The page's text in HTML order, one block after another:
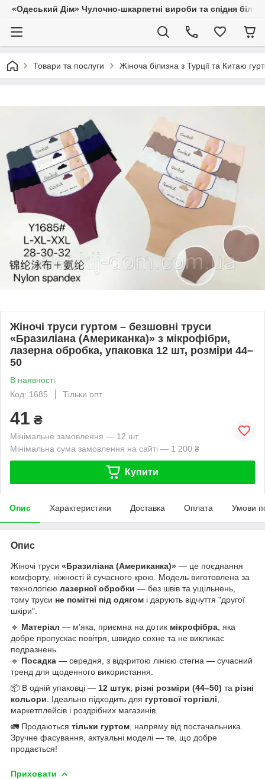
«Одеський Дім» Чулочно-шкарпетні вироби та спідня
Товари та послуги Жіноча білизна з Турції та Китаю
Жіночі труси гуртом – безшовні труси
«Бразиліана (Американка)» з мікрофібри,
лазерна обробка, упаковка 12 шт, розміри 44–
50
В наявності
Код: 1685
Тільки опт
41 ₴
Мінімальне замовлення — 12 шт.
Мінімальна сума замовлення на сайті — 1 200 ₴
Купити
Опис Характеристики Доставка Оплата Умови
Опис
Жіночі труси «Бразиліана (Американка)» — це поєднання
комфорту, ніжності й сучасного крою. Модель виготовлена за
технологією лазерної обробки — без швів та ущільнень,
тому труси не помітні під одягом і дарують відчуття "другої
шкіри".
🔹 Матеріал — м’яка, приємна на дотик мікрофібра , яка
добре пропускає повітря, швидко сохне та не викликає
подразнень.
🔹 Посадка — середня, з відкритою лінією стегна — сучасний
тренд для щоденного використання.
📦 В одній упаковці — 12 штук різні розміри (44–50) та різні
кольори . Ідеально підходить для гуртової торгівлі
маркетплейсів і роздрібних магазинів.
🚛 Продаються тільки гуртом , напряму від постачальника.
Зручне фасування, актуальні моделі — те, що добре
продається!
Приховати